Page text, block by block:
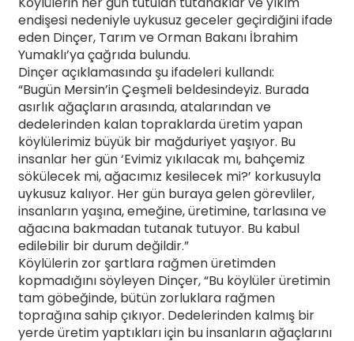
endişesi nedeniyle uykusuz geceler geçirdiğini ifade
eden Dinçer, Tarım ve Orman Bakanı İbrahim
Yumaklı’ya çağrıda bulundu.
Dinçer açıklamasında şu ifadeleri kullandı:
“Bugün Mersin’in Çeşmeli beldesindeyiz. Burada
asırlık ağaçların arasında, atalarından ve
dedelerinden kalan topraklarda üretim yapan
köylülerimiz büyük bir mağduriyet yaşıyor. Bu
insanlar her gün ‘Evimiz yıkılacak mı, bahçemiz
sökülecek mi, ağacımız kesilecek mi?’ korkusuyla
uykusuz kalıyor. Her gün buraya gelen görevliler,
insanların yaşına, emeğine, üretimine, tarlasına ve
ağacına bakmadan tutanak tutuyor. Bu kabul
edilebilir bir durum değildir.”
Köylülerin zor şartlara rağmen üretimden
kopmadığını söyleyen Dinçer, “Bu köylüler üretimin
tam göbeğinde, bütün zorluklara rağmen
toprağına sahip çıkıyor. Dedelerinden kalmış bir
yerde üretim yaptıkları için bu insanların ağaçlarını